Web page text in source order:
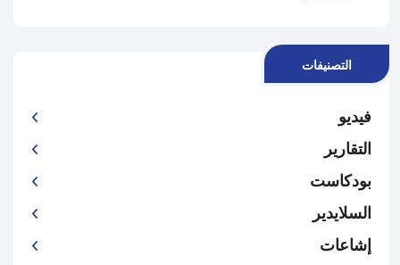
التصنيفات
فيديو
التقارير
بودكاست
السلايدير
إشاعات